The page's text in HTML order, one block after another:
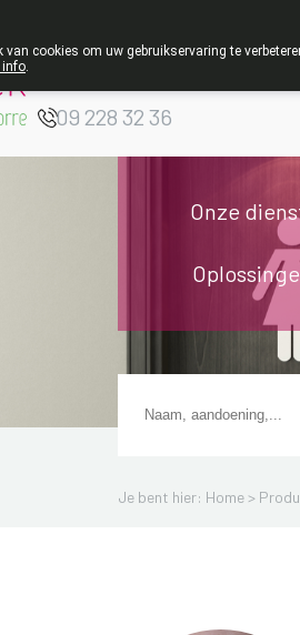
Apotheek Verbeke
09 228 32 36
Onze
Je bent hier: Home >
van cookies om uw gebruikservaring te
info.